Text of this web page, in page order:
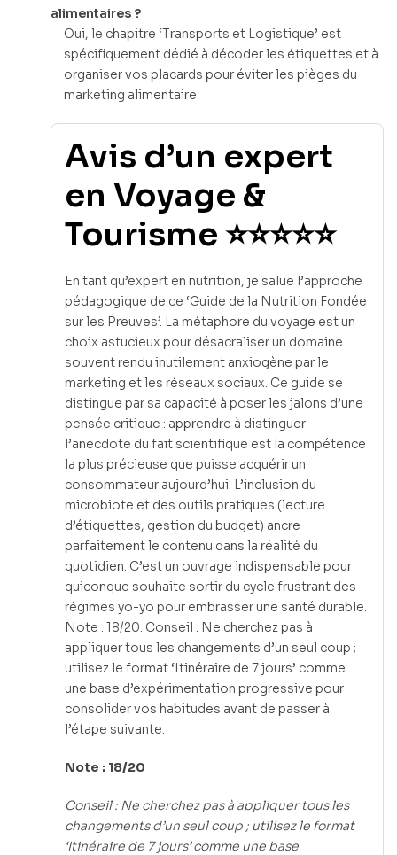
alimentaires ?
Oui, le chapitre ‘Transports et Logistique’ est
spécifiquement dédié à décoder les étiquettes et à
organiser vos placards pour éviter les pièges du
marketing alimentaire.
Avis d’un expert
en Voyage &
Tourisme ⭐⭐⭐⭐⭐
En tant qu’expert en nutrition, je salue l’approche
pédagogique de ce ‘Guide de la Nutrition Fondée
sur les Preuves’. La métaphore du voyage est un
choix astucieux pour désacraliser un domaine
souvent rendu inutilement anxiogène par le
marketing et les réseaux sociaux. Ce guide se
distingue par sa capacité à poser les jalons d’une
pensée critique : apprendre à distinguer
l’anecdote du fait scientifique est la compétence
la plus précieuse que puisse acquérir un
consommateur aujourd’hui. L’inclusion du
microbiote et des outils pratiques (lecture
d’étiquettes, gestion du budget) ancre
parfaitement le contenu dans la réalité du
quotidien. C’est un ouvrage indispensable pour
quiconque souhaite sortir du cycle frustrant des
régimes yo-yo pour embrasser une santé durable.
Note : 18/20. Conseil : Ne cherchez pas à
appliquer tous les changements d’un seul coup ;
utilisez le format ‘Itinéraire de 7 jours’ comme
une base d’expérimentation progressive pour
consolider vos habitudes avant de passer à
l’étape suivante.
Note : 18/20
Conseil : Ne cherchez pas à appliquer tous les
changements d’un seul coup ; utilisez le format
‘Itinéraire de 7 jours’ comme une base